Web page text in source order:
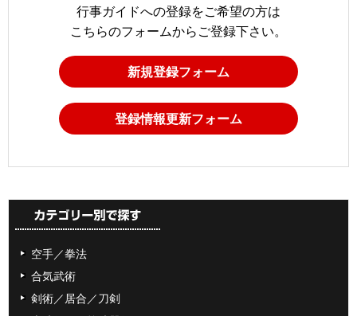
行事ガイドへの登録をご希望の方は
こちらのフォームからご登録下さい。
新規登録フォーム
登録情報更新フォーム
空手／拳法
合気武術
剣術／居合／刀剣